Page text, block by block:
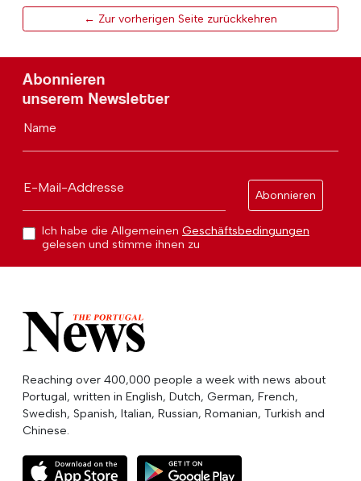
← Zur vorherigen Seite zurückkehren
Abonnieren
unserem Newsletter
Name
E-Mail-Addresse
Abonnieren
Ich habe die Allgemeinen Geschäftsbedingungen
gelesen und stimme ihnen zu
Reaching over 400,000 people a week with news about
Portugal, written in English, Dutch, German, French,
Swedish, Spanish, Italian, Russian, Romanian, Turkish and
Chinese.